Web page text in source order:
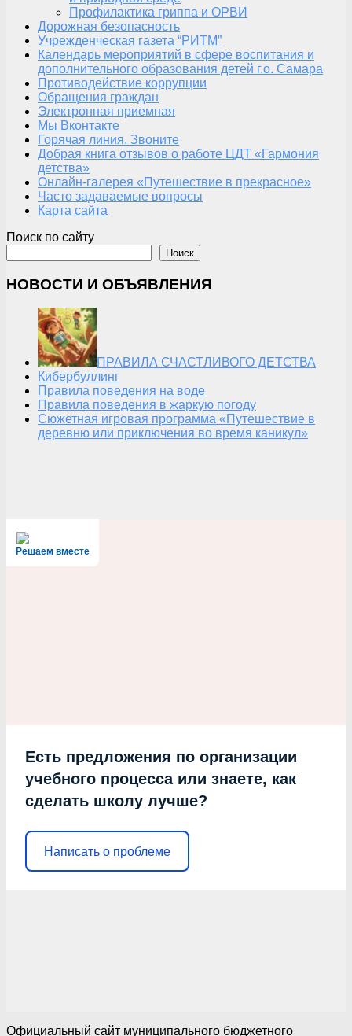
Профилактика гриппа и ОРВИ
Дорожная безопасность
Учрежденческая газета “РИТМ”
Календарь мероприятий в сфере воспитания и
дополнительного образования детей г.о. Самара
Противодействие коррупции
Обращения граждан
Электронная приемная
Мы Вконтакте
Горячая линия. Звоните
Добрая книга отзывов о работе ЦДТ «Гармония
детства»
Онлайн-галерея «Путешествие в прекрасное»
Часто задаваемые вопросы
Карта сайта
Поиск по сайту
Поиск
НОВОСТИ И ОБЪЯВЛЕНИЯ
ПРАВИЛА СЧАСТЛИВОГО ДЕТСТВА
Кибербуллинг
Правила поведения на воде
Правила поведения в жаркую погоду
Сюжетная игровая программа «Путешествие в
деревню или приключения во время каникул»
Решаем вместе
Есть предложения по организации
учебного процесса или знаете, как
сделать школу лучше?
Написать о проблеме
Официальный сайт муниципального бюджетного